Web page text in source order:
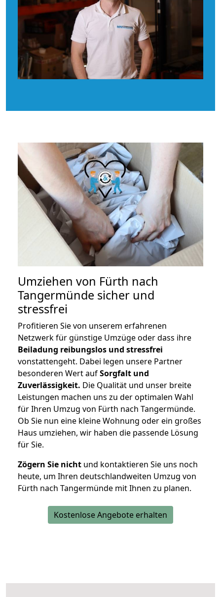
Umziehen von Fürth nach
Tangermünde sicher und
stressfrei
Profitieren Sie von unserem erfahrenen
Netzwerk für günstige Umzüge oder dass ihre
Beiladung reibungslos und stressfrei
vonstattengeht. Dabei legen unsere Partner
besonderen Wert aufSorgfalt und
Zuverlässigkeit. Die Qualität und unser breite
Leistungen machen uns zu der optimalen Wahl
für Ihren Umzug von Fürth nach Tangermünde.
Ob Sie nun eine kleine Wohnung oder ein großes
Haus umziehen, wir haben die passende Lösung
für Sie.
Zögern Sie nicht und kontaktieren Sie uns noch
heute, um Ihren deutschlandweiten Umzug von
Fürth nach Tangermünde mit Ihnen zu planen.
Kostenlose Angebote erhalten